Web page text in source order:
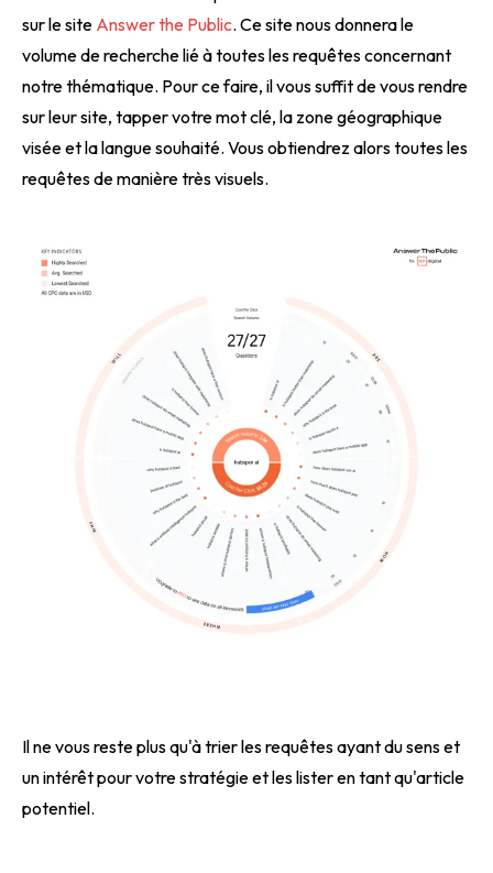
sur le site Answer the Public. Ce site nous donnera le
volume de recherche lié à toutes les requêtes concernant
notre thématique. Pour ce faire, il vous suffit de vous rendre
sur leur site, tapper votre mot clé, la zone géographique
visée et la langue souhaité. Vous obtiendrez alors toutes les
requêtes de manière très visuels.
Il ne vous reste plus qu'à trier les requêtes ayant du sens et
un intérêt pour votre stratégie et les lister en tant qu'article
potentiel.